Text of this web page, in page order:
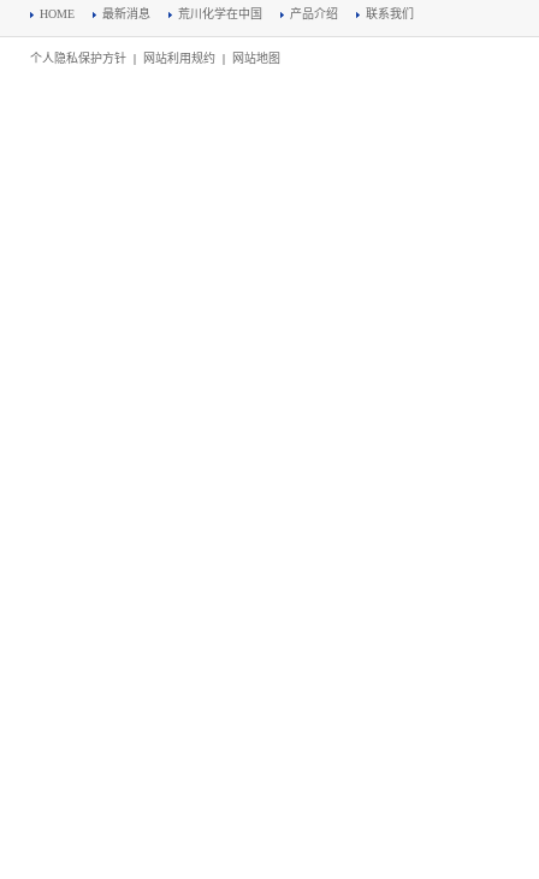
HOME 最新消息 荒川化学在中国 产品介绍 联系我们
个人隐私保护方针 | 网站利用规约 | 网站地图